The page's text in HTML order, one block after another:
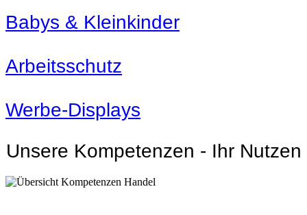
Babys & Kleinkinder
Arbeitsschutz
Werbe-Displays
Unsere Kompetenzen - Ihr Nutzen